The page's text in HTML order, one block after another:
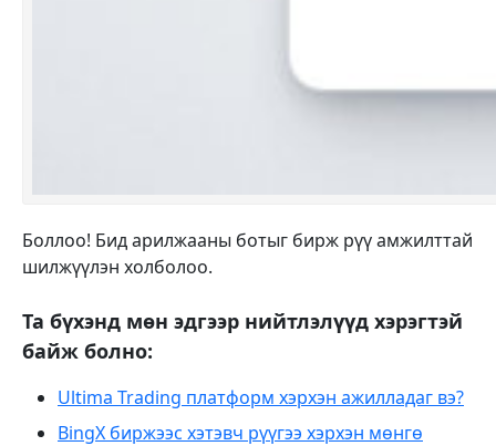
Боллоо! Бид арилжааны ботыг бирж рүү амжилттай
шилжүүлэн холболоо.
Та бүхэнд мөн эдгээр нийтлэлүүд хэрэгтэй
байж болно:
Ultima Trading платформ хэрхэн ажилладаг вэ?
BingX биржээс хэтэвч рүүгээ хэрхэн мөнгө